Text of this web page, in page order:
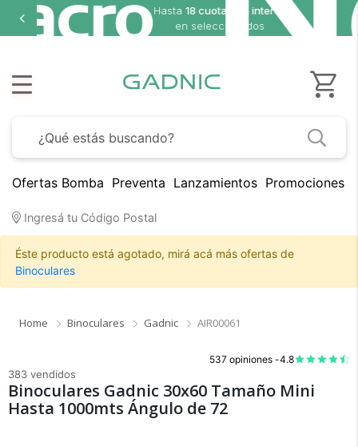
cuotas sin interés
Ofertas Bomba Preventa Lanzamientos Promociones
Ingresá tu Código Postal
Éste producto está agotado, mirá acá más ofertas de
Binoculares
Home Binoculares Gadnic AIR00061
537 opiniones -4.8
383 vendidos
Binoculares Gadnic 30x60 Tamaño Mini
Hasta 1000mts Ángulo de 72